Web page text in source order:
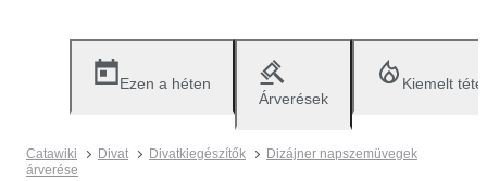
Ezen a héten
Árverések
Kiemelt
Catawiki Divat Divatkiegészítők
Dizájner napszemüvegek
árverése